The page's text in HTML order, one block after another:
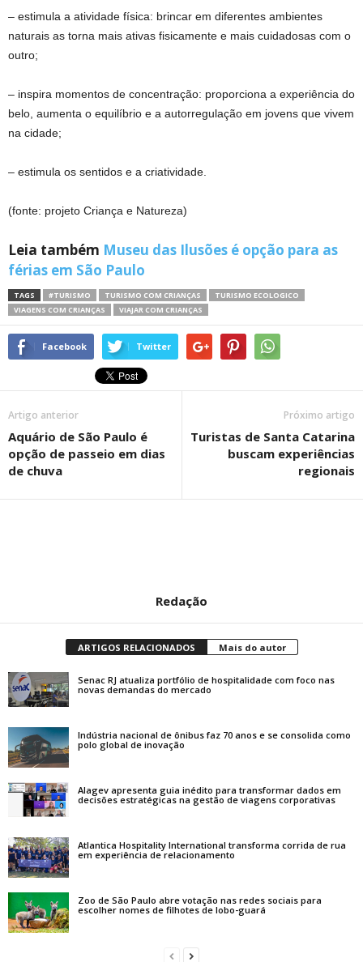
– estimula a atividade física: brincar em diferentes ambientes
naturais as torna mais ativas fisicamente e mais cuidadosas com o
outro;
– inspira momentos de concentração: proporciona a experiência do
belo, aumenta o equilíbrio e a autorregulação em jovens que vivem
na cidade;
– estimula os sentidos e a criatividade.
(fonte: projeto Criança e Natureza)
Leia também Museu das Ilusões é opção para as
férias em São Paulo
TAGS #TURISMO TURISMO COM CRIANÇAS
TURISMO ECOLOGICO
VIAGENS COM CRIANÇAS
VIAJAR COM CRIANÇAS
Facebook Twitter
Artigo anterior
Aquário de São Paulo é
opção de passeio em dias
de chuva
Próximo artigo
Turistas de Santa Catarina
buscam experiências
regionais
Redação
ARTIGOS RELACIONADOS Mais do autor
Senac RJ atualiza portfólio de hospitalidade com foco nas
novas demandas do mercado
Indústria nacional de ônibus faz 70 anos e se consolida como
polo global de inovação
Alagev apresenta guia inédito para transformar dados em
decisões estratégicas na gestão de viagens corporativas
Atlantica Hospitality International transforma corrida de rua
em experiência de relacionamento
Zoo de São Paulo abre votação nas redes sociais para
escolher nomes de filhotes de lobo-guará